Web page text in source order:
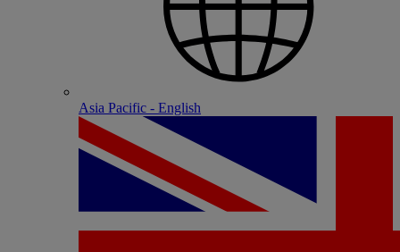
Asia Pacific - English